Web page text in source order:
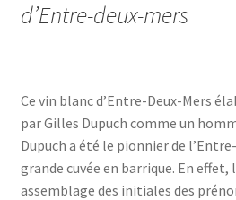
d’Entre-deux-mers
Ce vin blanc d’Entre-Deux-Mers
par Gilles Dupuch comme un
Dupuch a été le pionnier de
grande cuvée en barrique. En effet,
assemblage des initiales des